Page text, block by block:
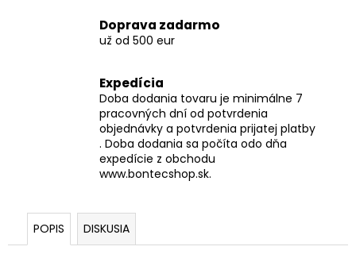
Doprava zadarmo
už od 500 eur
Expedícia
Doba dodania tovaru je minimálne 7
pracovných dní od potvrdenia
objednávky a potvrdenia prijatej platby
. Doba dodania sa počíta odo dňa
expedície z obchodu
www.bontecshop.sk.
POPIS DISKUSIA